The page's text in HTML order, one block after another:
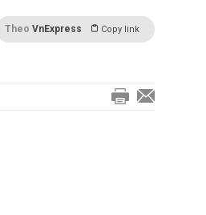
Theo VnExpress Copy link